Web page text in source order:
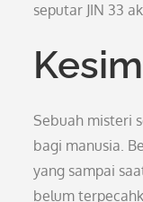
seputar JIN 33
Sebuah misteri
bagi manusia.
yang sampai
belum